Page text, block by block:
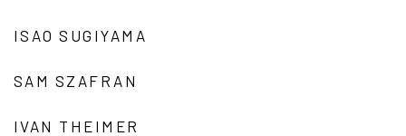
ISAO SUGIYAMA
SAM SZAFRAN
IVAN THEIMER